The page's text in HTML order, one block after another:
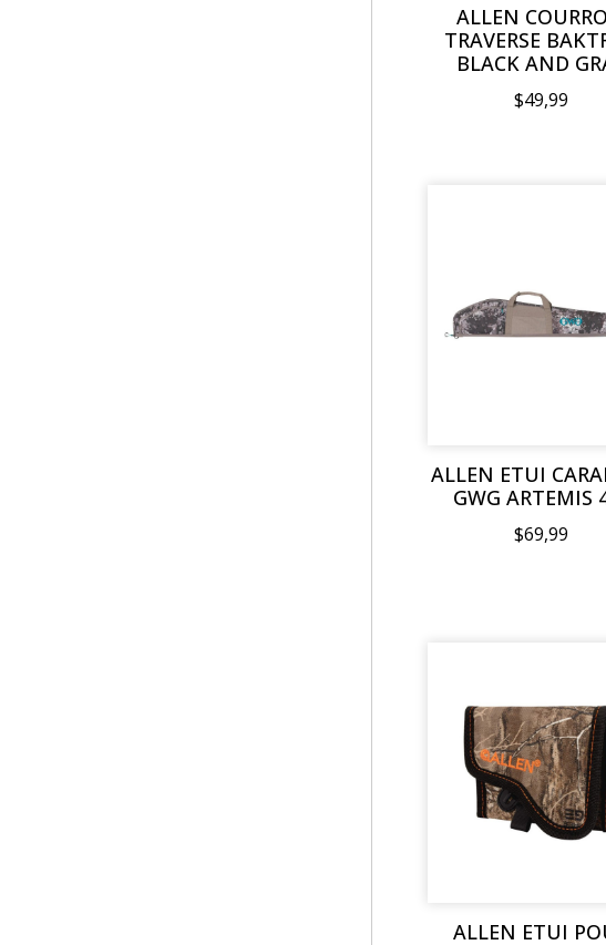
ALLEN
TRAVERSE
BLACK AND
$49,99
ALLEN ETUI
GWG ARTEMIS
$69,99
ALLEN ETUI